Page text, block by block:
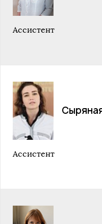
Ассистент
Ассистент